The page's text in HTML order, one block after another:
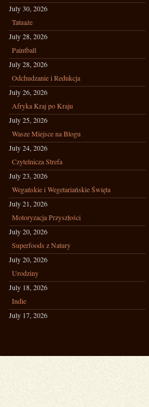
July 30, 2026
Tatuaże
July 28, 2026
Paintball
July 28, 2026
Odchudzanie i Redukcja
July 26, 2026
Afryka Kraj po Kraju
July 25, 2026
Wasze Miejsce na Blogu
July 24, 2026
Czytelnicza Strefa
July 23, 2026
Wegańskie i Wegetariańskie Święta
July 21, 2026
Motoryzacja Przyszłości
July 20, 2026
Superfoods z Natury
July 20, 2026
Urodziny
July 18, 2026
Indie
July 17, 2026